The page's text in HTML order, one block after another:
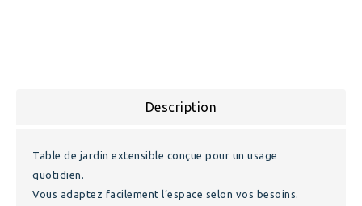
Description
Table de jardin extensible conçue pour un usage
quotidien.
Vous adaptez facilement l’espace selon vos besoins.